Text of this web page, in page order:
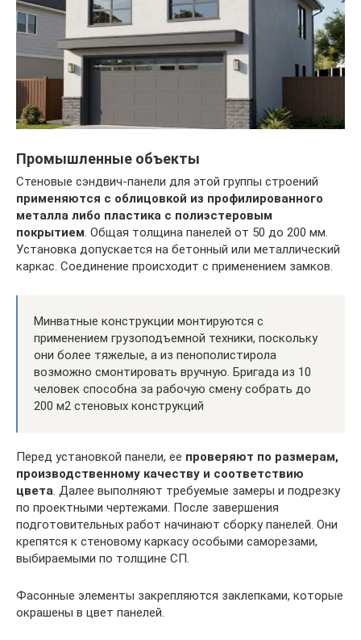
Промышленные объекты
Стеновые сэндвич-панели для этой группы строений
применяются с облицовкой из профилированного
металла либо пластика с полиэстеровым
покрытием. Общая толщина панелей от 50 до 200 мм.
Установка допускается на бетонный или металлический
каркас. Соединение происходит с применением замков.
Минватные конструкции монтируются с
применением грузоподъемной техники, поскольку
они более тяжелые, а из пенополистирола
возможно смонтировать вручную. Бригада из 10
человек способна за рабочую смену собрать до
200 м2 стеновых конструкций
Перед установкой панели, ее проверяют по размерам,
производственному качеству и соответствию
цвета. Далее выполняют требуемые замеры и подрезку
по проектными чертежами. После завершения
подготовительных работ начинают сборку панелей. Они
крепятся к стеновому каркасу особыми саморезами,
выбираемыми по толщине СП.
Фасонные элементы закрепляются заклепками, которые
окрашены в цвет панелей.